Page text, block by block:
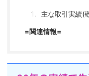
主な取引実績(
=関連情報=